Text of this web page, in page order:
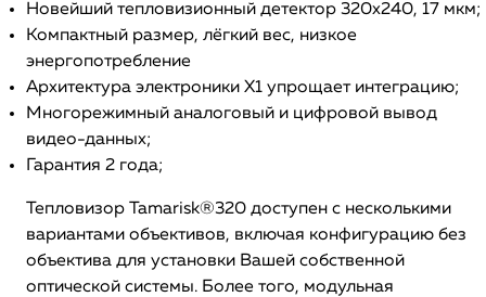
Новейший тепловизионный детектор 320х240, 17 мкм;
Компактный размер, лёгкий вес, низкое
энергопотребление
Архитектура электроники X1 упрощает интеграцию;
Многорежимный аналоговый и цифровой вывод
видео-данных;
Гарантия 2 года;
Тепловизор Tamarisk®320 доступен с несколькими
вариантами объективов, включая конфигурацию без
объектива для установки Вашей собственной
оптической системы. Более того, модульная